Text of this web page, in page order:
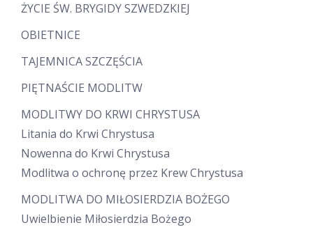
ŻYCIE ŚW. BRYGIDY SZWEDZKIEJ
OBIETNICE
TAJEMNICA SZCZĘŚCIA
PIĘTNAŚCIE MODLITW
MODLITWY DO KRWI CHRYSTUSA
Litania do Krwi Chrystusa
Nowenna do Krwi Chrystusa
Modlitwa o ochronę przez Krew Chrystusa
MODLITWA DO MIŁOSIERDZIA BOŻEGO
Uwielbienie Miłosierdzia Bożego